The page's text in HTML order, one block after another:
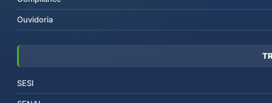
Ouvidoria
SESI